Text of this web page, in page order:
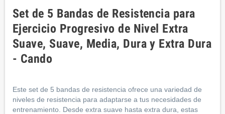
Set de 5 Bandas de Resistencia para
Ejercicio Progresivo de Nivel Extra
Suave, Suave, Media, Dura y Extra Dura
- Cando
Este set de 5 bandas de resistencia ofrece una variedad de
niveles de resistencia para adaptarse a tus necesidades de
entrenamiento. Desde extra suave hasta extra dura, estas